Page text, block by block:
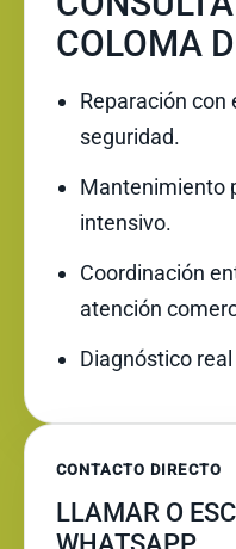
COLOMA
Reparación con
seguridad.
Mantenimiento
intensivo.
Coordinación
atención
Diagnóstico
CONTACTO DIRECTO
LLAMAR O